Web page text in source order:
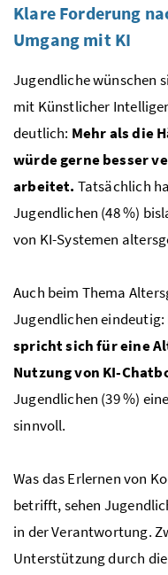
Klare Forderung
Umgang mit KI
Jugendliche wünschen
mit Künstlicher
deutlich: Mehr als die
würde gerne besser
arbeitet. Tatsächlich
Jugendlichen (48 %)
von KI-Systemen
Auch beim Thema
Jugendlichen eindeutig:
spricht sich für eine
Nutzung von KI-
Jugendlichen (39 %)
sinnvoll.
Was das Erlernen von
betrifft, sehen
in der Verantwortung.
Unterstützung durch